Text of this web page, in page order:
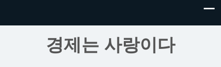
경제는 사랑이다